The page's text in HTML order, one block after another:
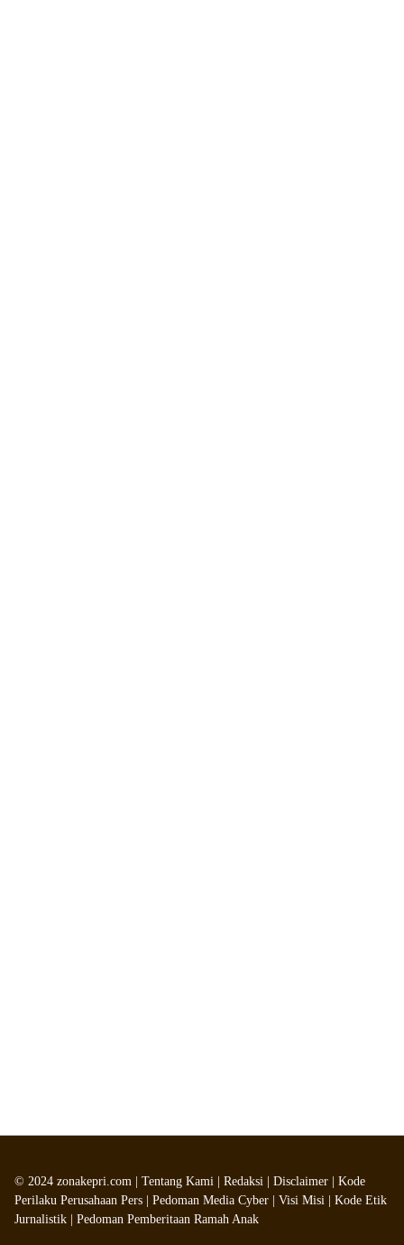
© 2024 zonakepri.com | Tentang Kami Redaksi Disclaimer
Kode
Perilaku Perusahaan Pers
Pedoman Media Cyber Visi Misi
Kode Etik
Jurnalistik
Pedoman Pemberitaan Ramah Anak